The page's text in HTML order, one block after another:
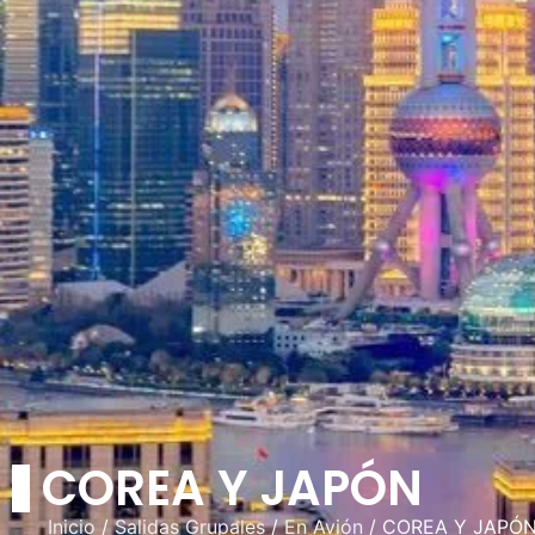
COREA Y JAPÓN
Inicio/Salidas Grupales/En Avión / COREA Y